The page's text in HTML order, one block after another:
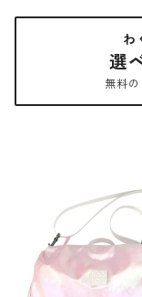
わ
選
無料